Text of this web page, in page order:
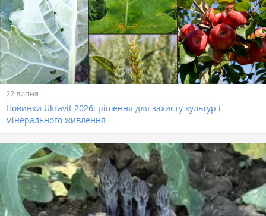
22 липня
Новинки Ukravit 2026: рішення для захисту культур і
мінерального живлення